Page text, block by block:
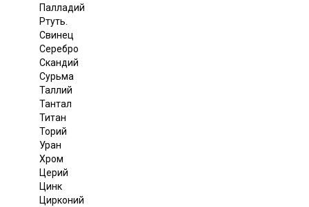
Палладий
Ртуть.
Свинец
Серебро
Скандий
Сурьма
Таллий
Тантал
Титан
Торий
Уран
Хром
Церий
Цинк
Цирконий